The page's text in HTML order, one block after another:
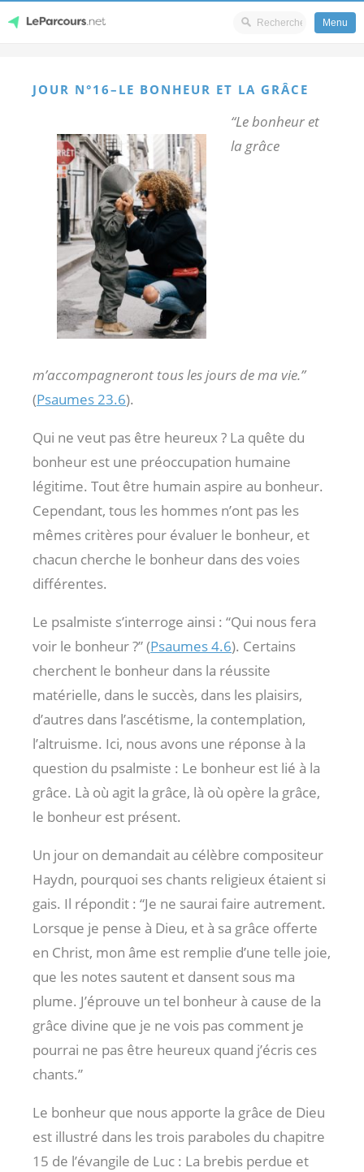
content
Menu
JOUR N°16–LE BONHEUR ET LA GRÂCE
“Le bonheur et
la grâce
m’accompagneront tous les jours de ma vie.”
(Psaumes 23.6).
Qui ne veut pas être heureux ? La quête du
bonheur est une préoccupation humaine
légitime. Tout être humain aspire au bonheur.
Cependant, tous les hommes n’ont pas les
mêmes critères pour évaluer le bonheur, et
chacun cherche le bonheur dans des voies
différentes.
Le psalmiste s’interroge ainsi : “Qui nous fera
voir le bonheur ?” (Psaumes 4.6). Certains
cherchent le bonheur dans la réussite
matérielle, dans le succès, dans les plaisirs,
d’autres dans l’ascétisme, la contemplation,
l’altruisme. Ici, nous avons une réponse à la
question du psalmiste : Le bonheur est lié à la
grâce. Là où agit la grâce, là où opère la grâce,
le bonheur est présent.
Un jour on demandait au célèbre compositeur
Haydn, pourquoi ses chants religieux étaient si
gais. Il répondit : “Je ne saurai faire autrement.
Lorsque je pense à Dieu, et à sa grâce offerte
en Christ, mon âme est remplie d’une telle joie,
que les notes sautent et dansent sous ma
plume. J’éprouve un tel bonheur à cause de la
grâce divine que je ne vois pas comment je
pourrai ne pas être heureux quand j’écris ces
chants.”
Le bonheur que nous apporte la grâce de Dieu
est illustré dans les trois paraboles du chapitre
15 de l’évangile de Luc : La brebis perdue et